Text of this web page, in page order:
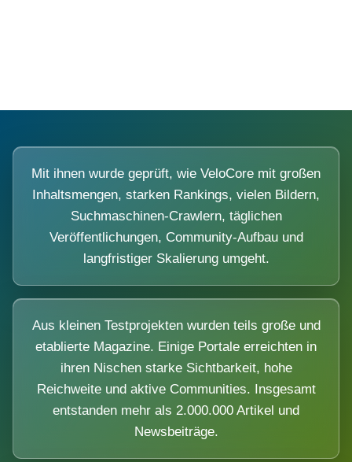
Mit ihnen wurde geprüft, wie VeloCore mit großen
Inhaltsmengen, starken Rankings, vielen Bildern,
Suchmaschinen-Crawlern, täglichen
Veröffentlichungen, Community-Aufbau und
langfristiger Skalierung umgeht.
Aus kleinen Testprojekten wurden teils große und
etablierte Magazine. Einige Portale erreichten in
ihren Nischen starke Sichtbarkeit, hohe
Reichweite und aktive Communities. Insgesamt
entstanden mehr als 2.000.000 Artikel und
Newsbeiträge.